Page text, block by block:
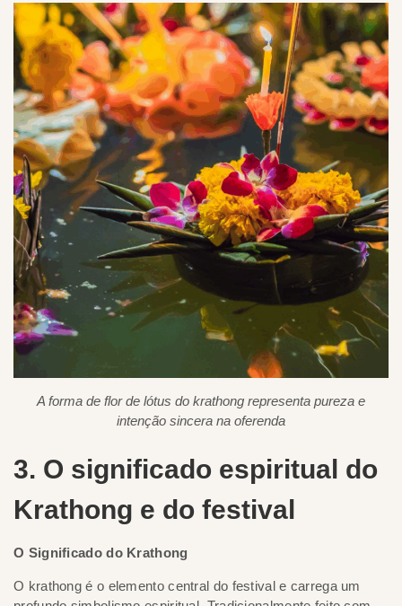
A forma de flor de lótus do krathong representa pureza e
intenção sincera na oferenda
3. O significado espiritual do
Krathong e do festival
O Significado do Krathong
O krathong é o elemento central do festival e carrega um